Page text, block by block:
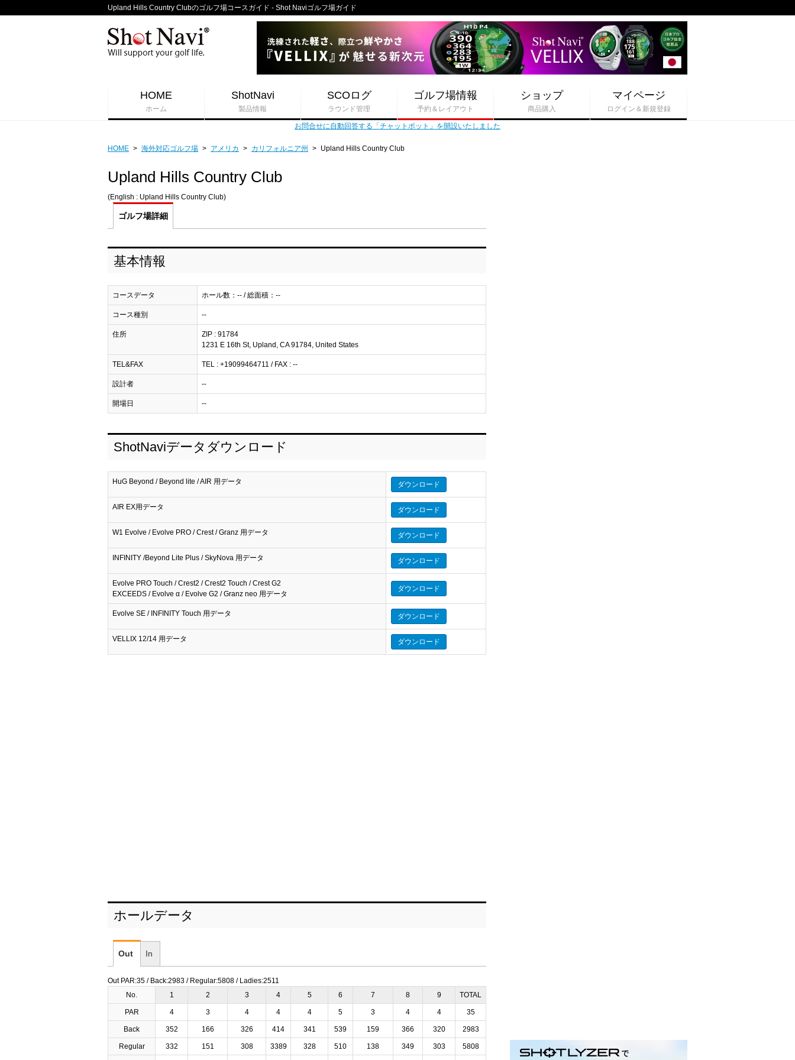
Upland Hills Country Clubのゴルフ場コースガイド - Shot Naviゴルフ場ガイド
HOME
ホーム
ShotNavi
製品情報
SCOログ
ラウンド管理
ゴルフ場情報
予約＆レイアウト
ショップ
商品購入
マイページ
ログイン＆新規登録
お問合せに自動回答する「チャットボット」を開設いたしました
HOME > 海外対応ゴルフ場 > アメリカ > カリフォルニア州 > Upland Hills Country Club
Upland Hills Country Club
(English : Upland Hills Country Club)
ゴルフ場詳細
基本情報
コースデータ ホール数：-- / 総面積：--
コース種別 --
住所
ZIP : 91784
1231 E 16th St, Upland, CA 91784, United States
TEL&FAX TEL : +19099464711 / FAX : --
設計者 --
開場日 --
ShotNaviデータダウンロード
HuG Beyond / Beyond lite / AIR 用データ ダウンロード
AIR EX用データ ダウンロード
W1 Evolve / Evolve PRO / Crest / Granz 用データ ダウンロード
INFINITY /Beyond Lite Plus / SkyNova 用データ ダウンロード
Evolve PRO Touch / Crest2 / Crest2 Touch / Crest G2
EXCEEDS / Evolve α / Evolve G2 / Granz neo 用データ
ダウンロード
Evolve SE / INFINITY Touch 用データ ダウンロード
VELLIX 12/14 用データ ダウンロード
ホールデータ
Out In
Out PAR:35 / Back:2983 / Regular:5808 / Ladies:2511
No.
1 2 3 4 5 6 7 8 9 TOTAL
PAR 4 3 4 4 4 5 3 4 4 35
Back 352 166 326 414 341 539 159 366 320 2983
Regular 332 151 308 3389 328 510 138 349 303 5808